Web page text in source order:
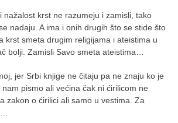
nažalost krst ne razumeju i zamisli, tako
nadaju. A ima i onih drugih što se stide što
krst smeta drugim religijama i ateistima u
bolji. Zamisli Savo smeta ateistima…
jer Srbi knjige ne čitaju pa ne znaju ko je
pismo ali većina čak ni ćirilicom ne
zakon o ćirilici ali samo u vestima. Za